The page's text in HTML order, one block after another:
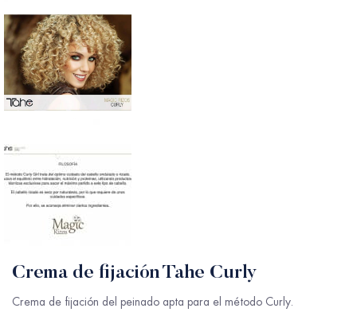
Crema de fijación Tahe Curly
Crema de fijación del peinado apta para el método Curly.